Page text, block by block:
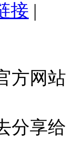
接 |
方网站
分享给